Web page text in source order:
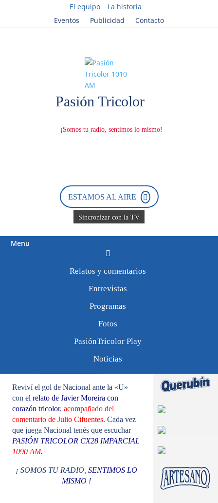
El equipo
La historia
Eventos
Publicidad Contacto
ESTAMOS AL AIRE
Sincronizar con la TV
Menu
Relatos y comentarios
Entrevistas
Programas
Fotos
PasiónTricolor Play
Noticias
Nacional 1 «U» de
Reviví el gol de Nacional ante la «U»
con el relato de Javier Moreira con
corazón tricolor, acompañado del
comentario de Julio Cifuentes. Cada vez
que juega Nacional tenés que escuchar
PASIÓN TRICOLOR CX28 IMPARCIAL
1090 AM.
¡ SOMOS TU RADIO, SENTIMOS LO
MISMO !